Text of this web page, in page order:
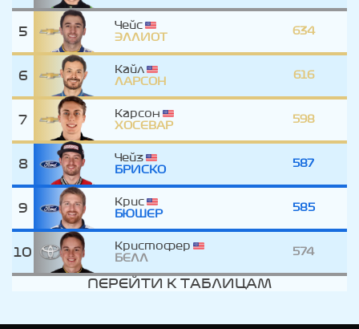
5
Чейс
ЭЛЛИОТ
634
6
Кайл
ЛАРСОН
616
7
Карсон
ХОСЕВАР
598
8
Чейз
БРИСКО
587
9
Крис
БЮШЕР
585
10
Кристофер
БЕЛЛ
574
ПЕРЕЙТИ К ТАБЛИЦАМ